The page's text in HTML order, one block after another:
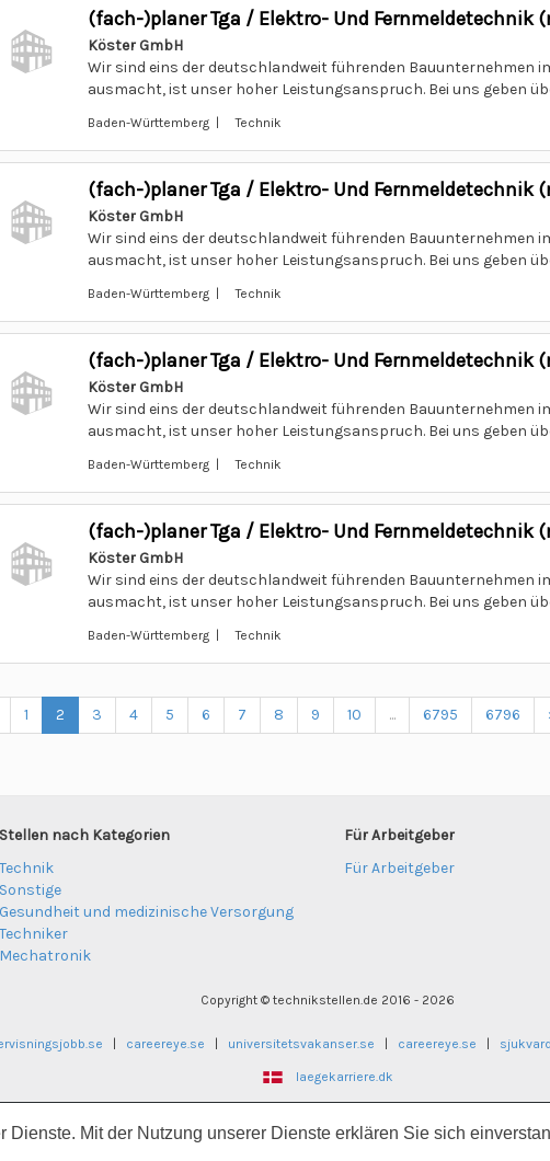
Mit der Nutzung unserer Dienste erklären Sie sich
(fach-)planer Tga / Elektro- Und Fernmeldetechnik
Köster GmbH
Wir sind eins der deutschlandweit führenden Bauunternehmen
ausmacht, ist unser hoher Leistungsanspruch. Bei uns geben
Baden-Württemberg | Technik
(fach-)planer Tga / Elektro- Und Fernmeldetechnik
Köster GmbH
Wir sind eins der deutschlandweit führenden Bauunternehmen
ausmacht, ist unser hoher Leistungsanspruch. Bei uns geben
Baden-Württemberg | Technik
(fach-)planer Tga / Elektro- Und Fernmeldetechnik
Köster GmbH
Wir sind eins der deutschlandweit führenden Bauunternehmen
ausmacht, ist unser hoher Leistungsanspruch. Bei uns geben
Baden-Württemberg | Technik
(fach-)planer Tga / Elektro- Und Fernmeldetechnik
Köster GmbH
Wir sind eins der deutschlandweit führenden Bauunternehmen
ausmacht, ist unser hoher Leistungsanspruch. Bei uns geben
Baden-Württemberg | Technik
1 2 3 4 5 6 7 8 9 10 ... 6795 6796
Stellen nach Kategorien
Technik
Sonstige
Gesundheit und medizinische Versorgung
Techniker
Mechatronik
Für Arbeitgeber
Für Arbeitgeber
Copyright © technikstellen.de 2016 - 2026
careereye.se universitetsvakanser.se careereye.se
laegekarriere.dk
technikstellen.de|klinikumjobs.de